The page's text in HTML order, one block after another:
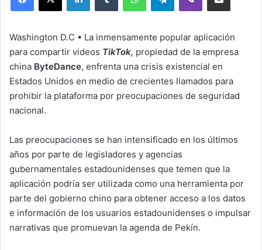
Washington D.C • La inmensamente popular aplicación
para compartir videos TikTok, propiedad de la empresa
china ByteDance, enfrenta una crisis existencial en
Estados Unidos en medio de crecientes llamados para
prohibir la plataforma por preocupaciones de seguridad
nacional.
Las preocupaciones se han intensificado en los últimos
años por parte de legisladores y agencias
gubernamentales estadounidenses que temen que la
aplicación podría ser utilizada como una herramienta por
parte del gobierno chino para obtener acceso a los datos
e información de los usuarios estadounidenses o impulsar
narrativas que promuevan la agenda de Pekín.